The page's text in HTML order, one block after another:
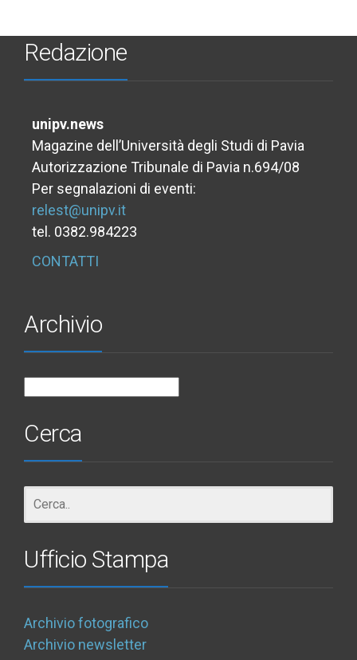
Redazione
unipv.news
Magazine dell’Università degli Studi di Pavia
Autorizzazione Tribunale di Pavia n.694/08
Per segnalazioni di eventi:
relest@unipv.it
tel. 0382.984223
CONTATTI
Archivio
Cerca
Ufficio Stampa
Archivio fotografico
Archivio newsletter